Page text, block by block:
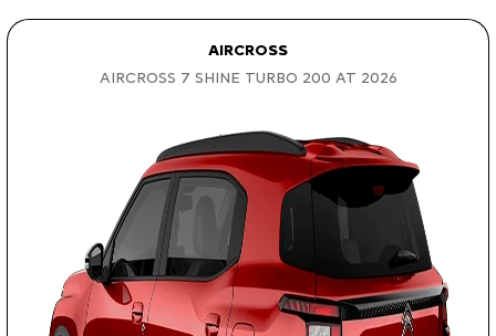
AIRCROSS
AIRCROSS 7 SHINE TURBO 200 AT 2026